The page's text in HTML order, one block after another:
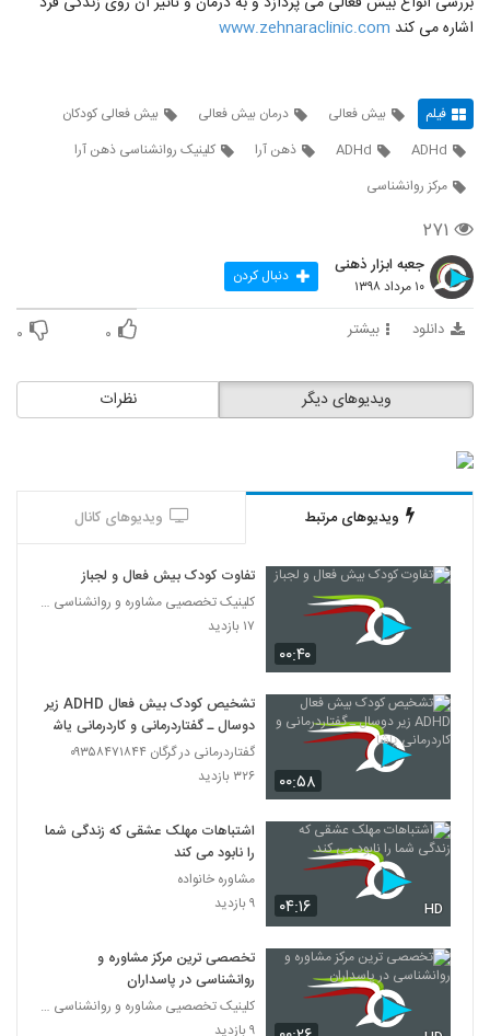
اشاره می کند www.zehnaraclinic.com
فیلم بیش فعالی درمان بیش فعالی
بیش فعالی کودکان
ADHd
ADHd ذهن آرا
کلینیک روانشناسی ذهن آرا
مرکز روانشناسی
۲۷۱
جعبه ابزار ذهنی
۱۰ مرداد ۱۳۹۸ دنبال کردن
دانلود بیشتر ۰ ۰
نظرات ویدیوهای دیگر
ویدیوهای مرتبط ویدیوهای کانال
۰۰:۴۰
تفاوت کودک بیش فعال و لجباز
کلینیک تخصصیی مشاوره و روانشناسی خانواده ایرانی
۱۷ بازدید
۰۰:۵۸
تشخیص کودک بیش فعال ADHD زیر
دوسال ـ گفتاردرمانی و کاردرمانی یاشا
گفتاردرمانی در گرگان ۰۹۳۵۸۴۷۱۸۴۴
۳۲۶ بازدید
۰۴:۱۶ HD
اشتباهات مهلک عشقی که زندگی شما
را نابود می کند
مشاوره خانواده
۹ بازدید
تخصصی ترین مرکز مشاوره و
روانشناسی در پاسداران
کلینیک تخصصیی مشاوره و روانشناسی خانواده ایرانی
۹ بازدید